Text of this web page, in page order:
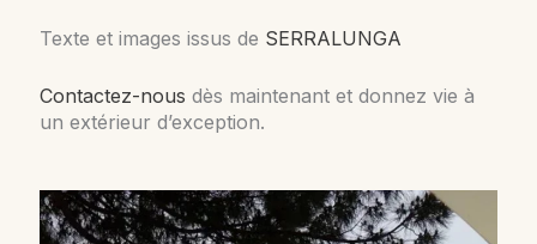
Texte et images issus de SERRALUNGA
Contactez-nous dès maintenant et donnez vie à
un extérieur d’exception.